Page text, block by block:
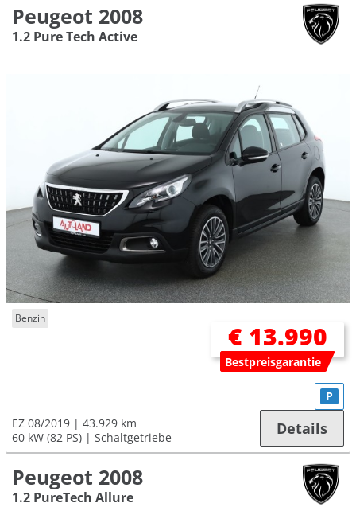
Peugeot 2008
1.2 Pure Tech Active
Benzin
€ 13.990
Bestpreisgarantie
EZ 08/2019
43.929 km
60 kW (82 PS)
Schaltgetriebe
P
Details
Peugeot 2008
1.2 PureTech Allure